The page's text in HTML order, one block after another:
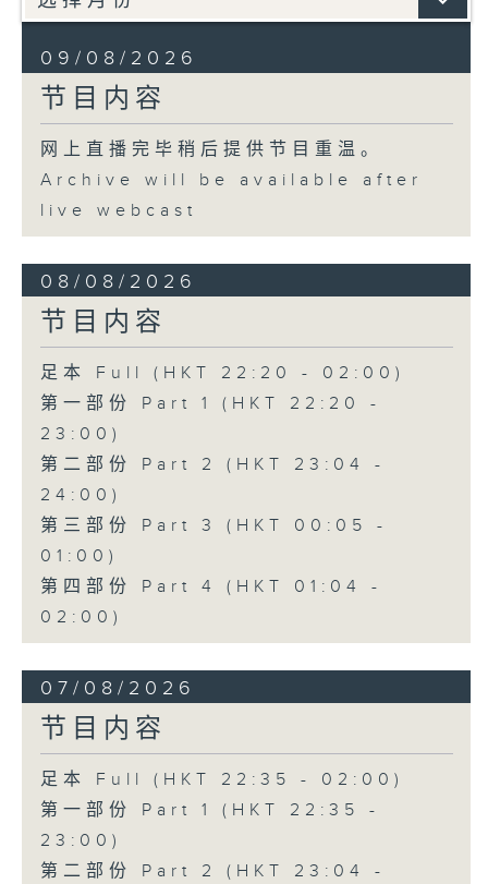
09/08/2026
节目内容
网上直播完毕稍后提供节目重温。
Archive will be available after
live webcast
08/08/2026
节目内容
足本 Full (HKT 22:20 - 02:00)
第一部份 Part 1 (HKT 22:20 -
23:00)
第二部份 Part 2 (HKT 23:04 -
24:00)
第三部份 Part 3 (HKT 00:05 -
01:00)
第四部份 Part 4 (HKT 01:04 -
02:00)
07/08/2026
节目内容
足本 Full (HKT 22:35 - 02:00)
第一部份 Part 1 (HKT 22:35 -
23:00)
第二部份 Part 2 (HKT 23:04 -